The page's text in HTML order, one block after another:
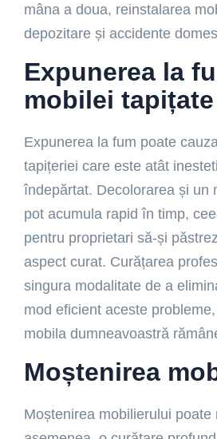
mâna a doua, reinstalarea
depozitare și accidente
Expunerea la
mobilei tapițate
Expunerea la fum poate
tapițeriei care este atât
îndepărtat. Decolorarea și un
pot acumula rapid în timp,
pentru proprietari să-și
aspect curat. Curățarea
singura modalitate de a
mod eficient aceste
mobila dumneavoastră
Moștenirea
Moștenirea mobilierului poate